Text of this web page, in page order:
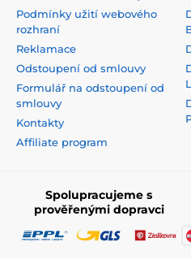
Podmínky užití webového
rozhraní
Reklamace
Odstoupení od smlouvy
Formulář na odstoupení od
smlouvy
Kontakty
Affiliate program
Spolupracujeme s
prověřenými dopravci